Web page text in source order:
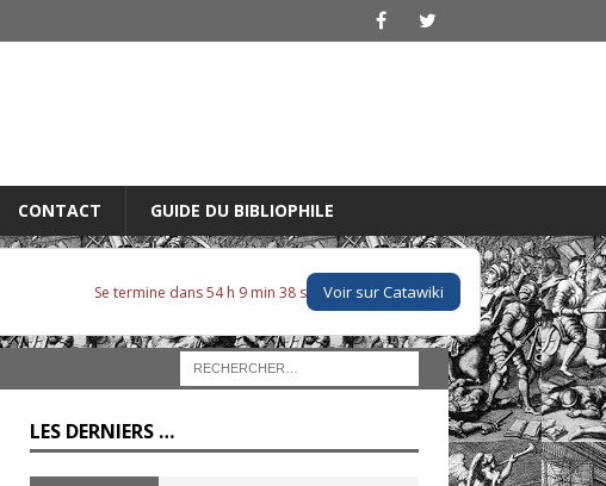
CONTACT GUIDE DU BIBLIOPHILE
Se termine dans 54 h 9 min 37 s Voir sur Catawiki
LES DERNIERS …